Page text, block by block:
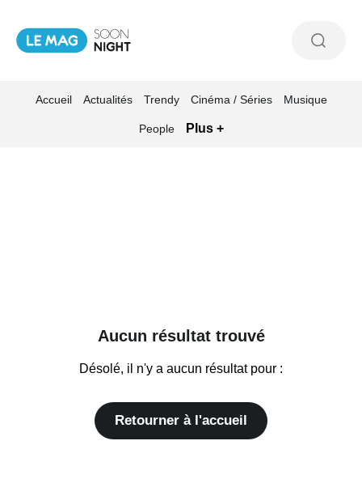
Accueil Actualités Trendy Cinéma / Séries Musique
People Plus +
Aucun résultat trouvé
Désolé, il n'y a aucun résultat pour :
Retourner à l'accueil